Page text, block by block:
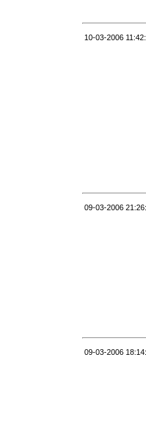
10-03-2006
09-03-2006
09-03-2006